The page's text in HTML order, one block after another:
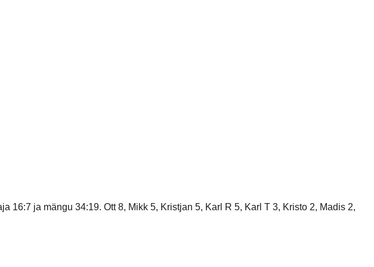
ja mängu 34:19. Ott 8, Mikk 5, Kristjan 5, Karl R 5, Karl T 3, Kristo 2, Madis 2,